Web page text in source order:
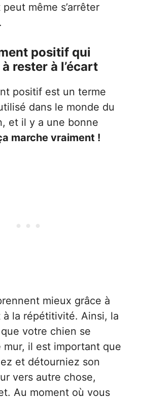
même s’arrêter
positif qui
rester à l’écart
positif est un terme
dans le monde du
et il y a une bonne
marche vraiment !
mieux grâce à
à la répétitivité. Ainsi, la
votre chien se
mur, il est important que
et détourniez son
vers autre chose,
Au moment où vous